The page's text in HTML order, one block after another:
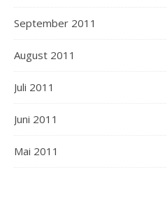
September 2011
August 2011
Juli 2011
Juni 2011
Mai 2011